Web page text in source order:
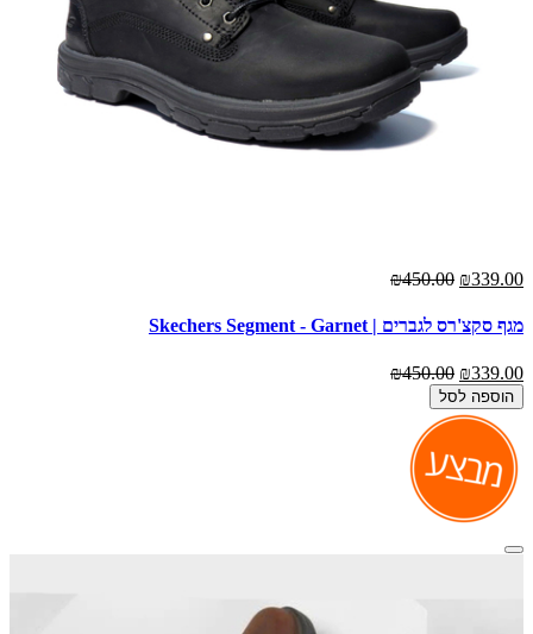
₪339.00
₪450.00
מגף סקצ'רס לגברים | Skechers Segment - Garnet
₪339.00
₪450.00
הוספה לסל